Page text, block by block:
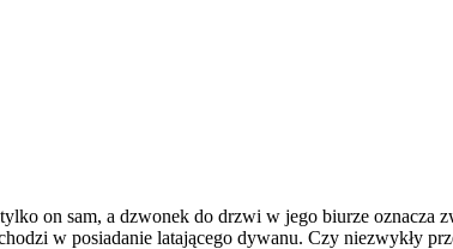
on sam, a dzwonek do drzwi w jego biurze oznacza
w posiadanie latającego dywanu. Czy niezwykły